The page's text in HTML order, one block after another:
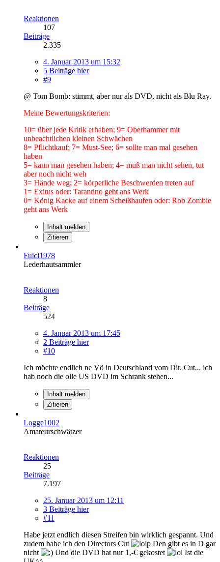
Reaktionen
107
Beiträge
2.335
4. Januar 2013 um 15:32
5 Beiträge hier
#9
@ Tom Bomb: stimmt, aber nur als DVD, nicht als Blu Ray.
Meine Bewertungskriterien:
10= über jede Kritik erhaben; 9= Oberhammer mit
unbeachtlichen kleinen Schwächen
8= Pflichtkauf; 7= Must-See; 6= sollte man mal gesehen
haben
5= kann man gesehen haben; 4= muß man nicht sehen, tut
aber noch nicht weh
3= Hände weg; 2= körperliche Beschwerden treten auf
1= Exitus oder: Tarantino geht ans Werk
0= König Kacke auf einem Scheißhaufen oder: Rob Zombie
geht ans Werk
Inhalt melden
Zitieren
Fulci1978
Lederhautsammler
Reaktionen
8
Beiträge
524
4. Januar 2013 um 17:45
2 Beiträge hier
#10
Ich möchte endlich ne Vö in Deutschland vom Dir. Cut... ich
hab noch die olle US DVD im Schrank stehen...
Inhalt melden
Zitieren
Logge1002
Amateurschwätzer
Reaktionen
25
Beiträge
7.197
25. Januar 2013 um 12:11
3 Beiträge hier
#11
Habe jetzt endlich diesen Streifen bin wirklich gespannt. Und
zudem habe ich den Directors Cut
Den gibt es in D gar
nicht
Und die DVD hat nur 1,-€ gekostet
Ist die